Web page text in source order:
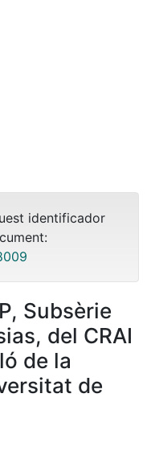
identificador
Subsèrie
del CRAI
de la
de